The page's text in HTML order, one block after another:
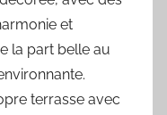
et
la part belle au
terrasse avec